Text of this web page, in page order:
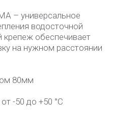
– универсальное
водосточной
крепеж обеспечивает
на нужном расстоянии
80мм
-50 до +50 °С